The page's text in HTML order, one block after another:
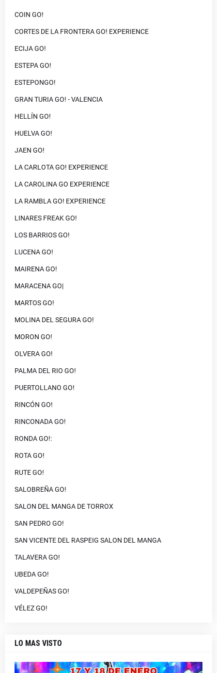
COIN GO!
CORTES DE LA FRONTERA GO! EXPERIENCE
ECIJA GO!
ESTEPA GO!
ESTEPONGO!
GRAN TURIA GO! - VALENCIA
HELLÍN GO!
HUELVA GO!
JAEN GO!
LA CARLOTA GO! EXPERIENCE
LA CAROLINA GO EXPERIENCE
LA RAMBLA GO! EXPERIENCE
LINARES FREAK GO!
LOS BARRIOS GO!
LUCENA GO!
MAIRENA GO!
MARACENA GO|
MARTOS GO!
MOLINA DEL SEGURA GO!
MORON GO!
OLVERA GO!
PALMA DEL RIO GO!
PUERTOLLANO GO!
RINCÓN GO!
RINCONADA GO!
RONDA GO!:
ROTA GO!
RUTE GO!
SALOBREÑA GO!
SALON DEL MANGA DE TORROX
SAN PEDRO GO!
SAN VICENTE DEL RASPEIG SALON DEL MANGA
TALAVERA GO!
UBEDA GO!
VALDEPEÑAS GO!
VÉLEZ GO!
LO MAS VISTO